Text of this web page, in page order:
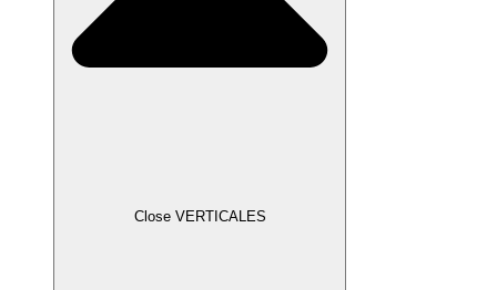
Close VERTICALES